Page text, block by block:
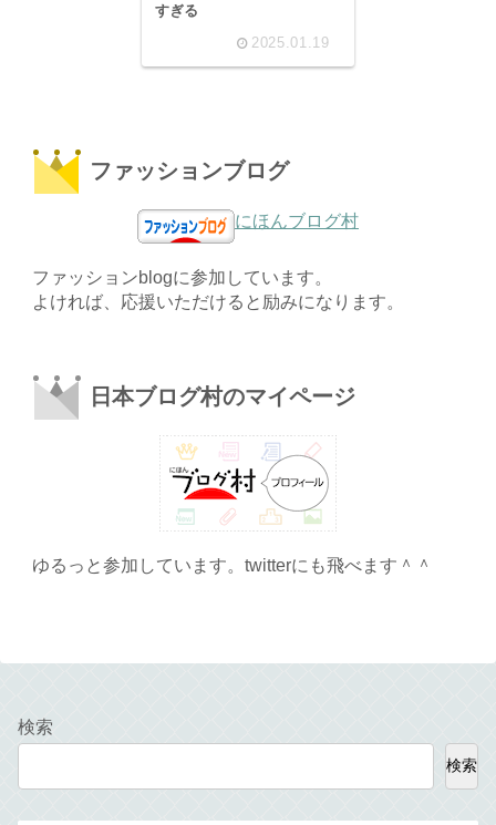
すぎる
2025.01.19
ファッションブログ
にほんブログ村
ファッションblogに参加しています。
よければ、応援いただけると励みになります。
日本ブログ村のマイページ
ゆるっと参加しています。twitterにも飛べます＾＾
検索
検索